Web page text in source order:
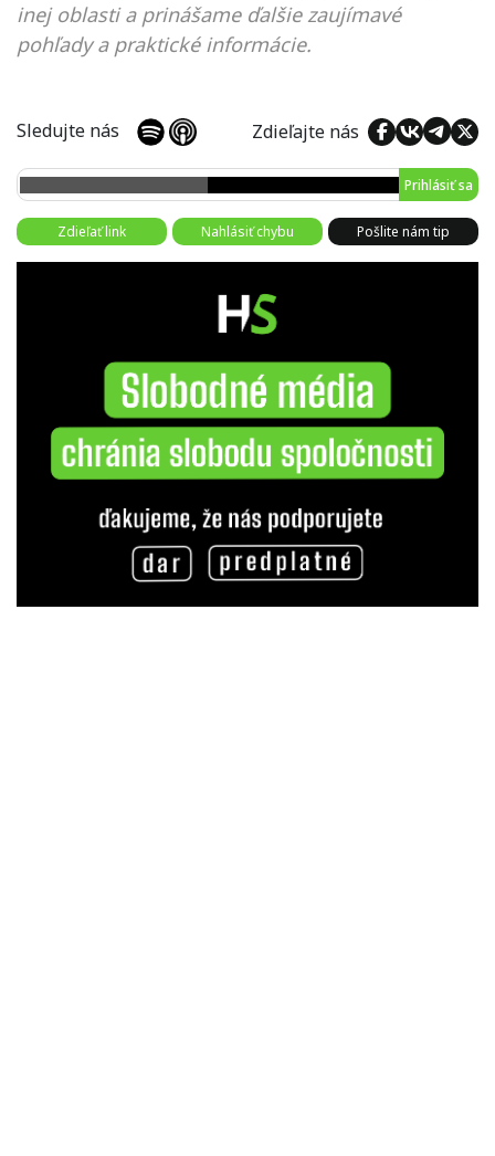
inej oblasti a prinášame ďalšie zaujímavé
pohľady a praktické informácie.
Sledujte nás Zdieľajte nás
Prihlásiť sa
Zdieľať link Nahlásiť chybu Pošlite nám tip